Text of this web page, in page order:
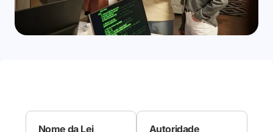
Nome da Lei
Autoridade